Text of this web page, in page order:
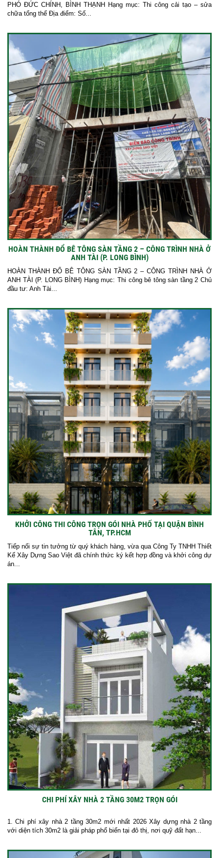
PHÓ ĐỨC CHÍNH, BÌNH THẠNH Hạng mục: Thi công cải tạo – sửa
chữa tổng thể Địa điểm: Số...
HOÀN THÀNH ĐỔ BÊ TÔNG SÀN TẦNG 2 – CÔNG TRÌNH NHÀ Ở
ANH TÀI (P. LONG BÌNH)
HOÀN THÀNH ĐỔ BÊ TÔNG SÀN TẦNG 2 – CÔNG TRÌNH NHÀ Ở
ANH TÀI (P. LONG BÌNH) Hạng mục: Thi công bê tông sàn tầng 2 Chủ
đầu tư: Anh Tài...
KHỞI CÔNG THI CÔNG TRỌN GÓI NHÀ PHỐ TẠI QUẬN BÌNH
TÂN, TP.HCM
Tiếp nối sự tin tưởng từ quý khách hàng, vừa qua Công Ty TNHH Thiết
Kế Xây Dựng Sao Việt đã chính thức ký kết hợp đồng và khởi công dự
án...
CHI PHÍ XÂY NHÀ 2 TẦNG 30M2 TRỌN GÓI
1. Chi phí xây nhà 2 tầng 30m2 mới nhất 2026 Xây dựng nhà 2 tầng
với diện tích 30m2 là giải pháp phổ biến tại đô thị, nơi quỹ đất hạn...